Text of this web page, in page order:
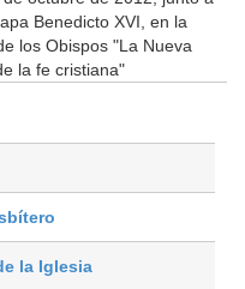
Benedicto XVI, en la
los Obispos "La Nueva
la fe cristiana"
la Iglesia